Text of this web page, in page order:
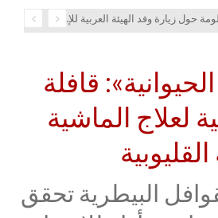
16 معلومة حول زيارة وفد الهيئة العربية للإستثمار والإنماء الزراعي إلي السعودية
قافلة
لعلاج الماشية
البيطرية تحقق